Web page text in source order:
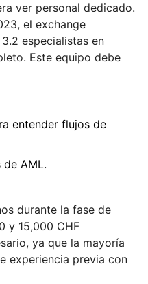
ver personal dedicado.
el exchange
especialistas en
Este equipo debe
entender flujos de
de AML.
durante la fase de
y 15,000 CHF
ya que la mayoría
experiencia previa con